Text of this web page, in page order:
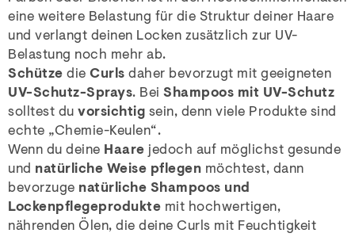
eine weitere Belastung für die Struktur deiner Haare
und verlangt deinen Locken zusätzlich zur UV-
Belastung noch mehr ab.
Schütze die Curls daher bevorzugt mit geeigneten
UV-Schutz-Sprays. Bei Shampoos mit UV-Schutz
solltest du vorsichtig sein, denn viele Produkte sind
echte „Chemie-Keulen“.
Wenn du deine Haare jedoch auf möglichst gesunde
und natürliche Weise pflegen möchtest, dann
bevorzuge natürliche Shampoos und
Lockenpflegeprodukte mit hochwertigen,
nährenden Ölen, die deine Curls mit Feuchtigkeit